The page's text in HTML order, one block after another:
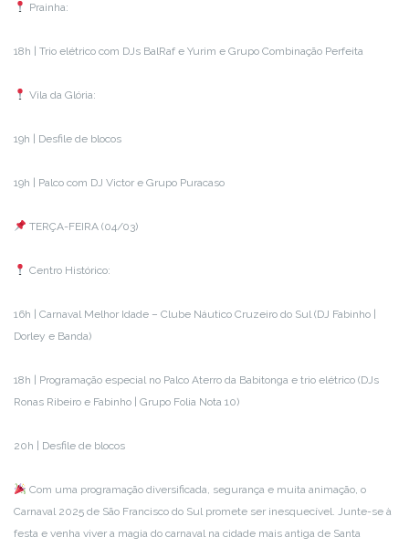
Prainha:
18h | Trio elétrico com DJs BalRaf e Yurim e Grupo Combinação Perfeita
Vila da Glória:
19h | Desfile de blocos
19h | Palco com DJ Victor e Grupo Puracaso
TERÇA-FEIRA (04/03)
Centro Histórico:
16h | Carnaval Melhor Idade – Clube Náutico Cruzeiro do Sul (DJ Fabinho |
Dorley e Banda)
18h | Programação especial no Palco Aterro da Babitonga e trio elétrico (DJs
Ronas Ribeiro e Fabinho | Grupo Folia Nota 10)
20h | Desfile de blocos
Com uma programação diversificada, segurança e muita animação, o
Carnaval 2025 de São Francisco do Sul promete ser inesquecível. Junte-se à
festa e venha viver a magia do carnaval na cidade mais antiga de Santa